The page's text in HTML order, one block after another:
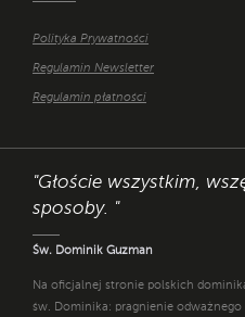
Polityka Prywatności
Regulamin Newsletter
Regulamin płatności
"Głoście wszystkim,
sposoby. "
Św. Dominik Guzman
Na oficjalnej stronie polskich
św. Dominika: pragnienie odważnego